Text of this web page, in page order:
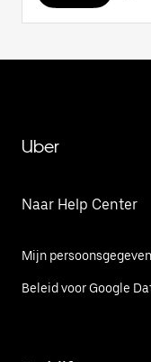
Uber
Naar Help Center
Mijn
Beleid voor Google